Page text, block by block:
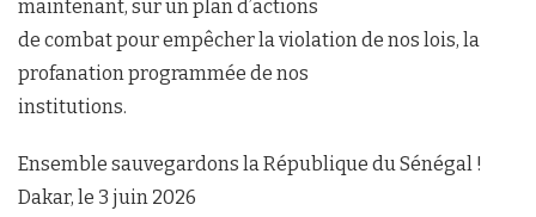
maintenant, sur un plan d’actions
de combat pour empêcher la violation de nos lois, la
profanation programmée de nos
institutions.
Ensemble sauvegardons la République du Sénégal !
Dakar, le 3 juin 2026